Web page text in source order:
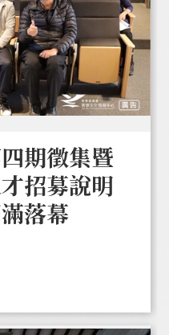
期徵集暨
招募說明
落幕